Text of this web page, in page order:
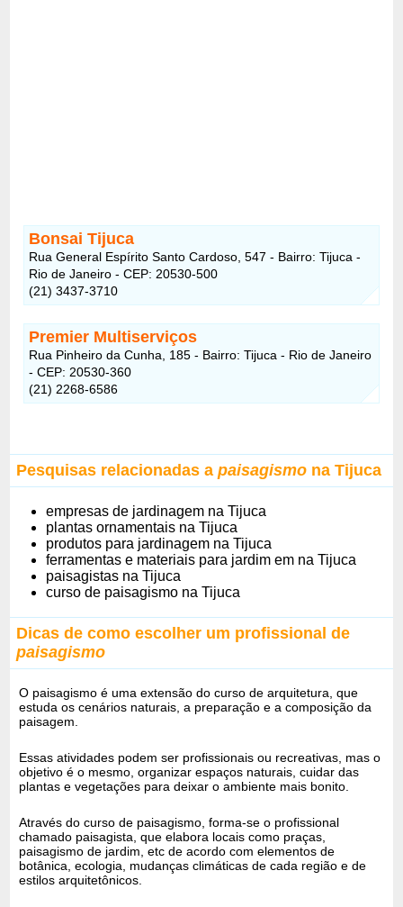
Bonsai Tijuca
Rua General Espírito Santo Cardoso, 547 - Bairro: Tijuca -
Rio de Janeiro - CEP: 20530-500
(21) 3437-3710
Premier Multiserviços
Rua Pinheiro da Cunha, 185 - Bairro: Tijuca - Rio de Janeiro
- CEP: 20530-360
(21) 2268-6586
Pesquisas relacionadas apaisagismo na Tijuca
empresas de jardinagem na Tijuca
plantas ornamentais na Tijuca
produtos para jardinagem na Tijuca
ferramentas e materiais para jardim em na Tijuca
paisagistas na Tijuca
curso de paisagismo na Tijuca
Dicas de como escolher um profissional de
paisagismo
O paisagismo é uma extensão do curso de arquitetura, que
estuda os cenários naturais, a preparação e a composição da
paisagem.
Essas atividades podem ser profissionais ou recreativas, mas o
objetivo é o mesmo, organizar espaços naturais, cuidar das
plantas e vegetações para deixar o ambiente mais bonito.
Através do curso de paisagismo, forma-se o profissional
chamado paisagista, que elabora locais como praças,
paisagismo de jardim, etc de acordo com elementos de
botânica, ecologia, mudanças climáticas de cada região e de
estilos arquitetônicos.